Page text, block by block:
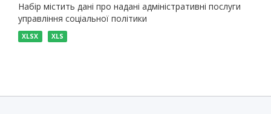
Набір містить дані про надані адміністративні послуги
управління соціальної політики
XLSX XLS